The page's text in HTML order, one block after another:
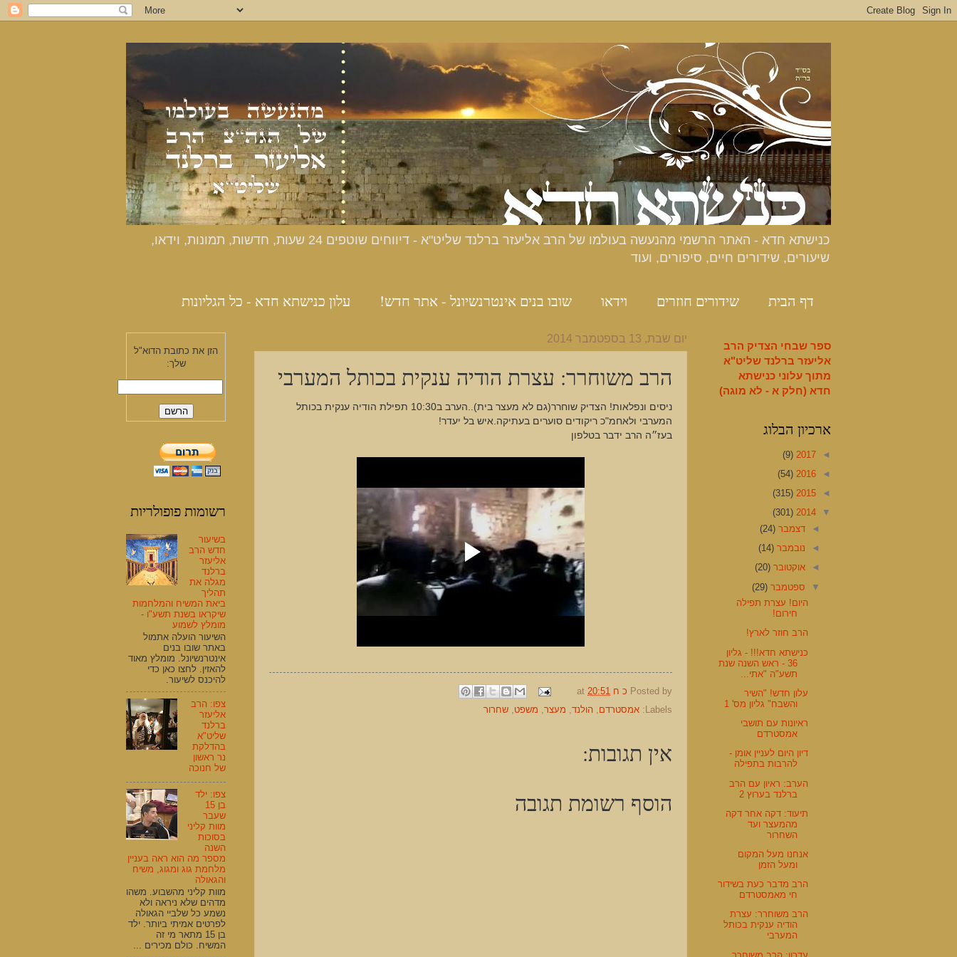
כנישתא חדא - האתר הרשמי מהנעשה בעולמו של הרב אליעזר ברלנד שליט"א - דיווחים שוטפים 24 שעות, חדשות, תמונות, וידאו,
שיעורים, שידורים חיים, סיפורים, ועוד
דף הבית שידורים חוזרים וידאו שובו בנים אינטרנשיונל - אתר חדש!
עלון כנישתא חדא - כל הגליונות
יום שבת, 13 בספטמבר 2014
הרב משוחרר: עצרת הודיה ענקית בכותל המערבי
ניסים ונפלאות! הצדיק שוחרר(גם לא מעצר בית)..הערב ב10:30 תפילת הודיה ענקית בכותל
המערבי ולאחמ"כ ריקודים סוערים בעתיקה.איש בל יעדר!
בעז״ה הרב ידבר בטלפון
Posted by כ ח at 20:51
Labels:
אמסטרדם, הולנד, מעצר, משפט, שחרור
אין תגובות:
הוסף רשומת תגובה
הזן את כתובת הדוא"ל
שלך:
רשומות פופולריות
בשיעור
חדש הרב
אליעזר
ברלנד
מגלה את
תהליך
ביאת המשיח והמלחמות
שיקראו בשנת תשע"ו -
מומלץ לשמוע
השיעור הועלה אתמול
באתר שובו בנים
אינטרנשיונל. מומלץ מאוד
להאזין. לחצו כאן כדי
להיכנס לשיעור.
צפו: הרב
אליעזר
ברלנד
שליט"א
בהדלקת
נר ראשון
של חנוכה
צפו: ילד
בן 15
שעבר
מוות קליני
בסוכות
השנה
מספר מה הוא ראה בעניין
מלחמת גוג ומגוג, משיח
והגאולה
מוות קליני מהשבוע. משהו
מדהים שלא ניראה ולא
נשמע כל שלביי הגאולה
לפרטים אמיתי ביותר. ילד
בן 15 מתאר מי זה
המשיח. כולם מכירים ...
ספר שבחי הצדיק הרב
אליעזר ברלנד שליט"א
מתוך עלוני כנישתא
חדא (חלק א - לא מוגה)
ארכיון הבלוג
◄
2017
(9)
◄
2016
(54)
◄
2015
(315)
▼
2014
(301)
◄דצמבר(24)
◄ נובמבר(14)
◄אוקטובר(20)
▼ ספטמבר(29)
היום! עצרת תפילה
חירום!
הרב חוזר לארץ!
כנישתא חדא!!! - גליון
36 - ראש השנה שנת
תשע"ה "אתי...
עלון חדש! "השיר
והשבח" גליון מס' 1
ראיונות עם תושבי
אמסטרדם
דיון היום לעניין אומן -
להרבות בתפילה
הערב: ראיון עם הרב
ברלנד בערוץ 2
תיעוד: דקה אחר דקה
מהמעצר ועד
השחרור
אנחנו מעל המקום
ומעל הזמן
הרב מדבר כעת בשידור
חי מאמסטרדם
הרב משוחרר: עצרת
הודיה ענקית בכותל
המערבי